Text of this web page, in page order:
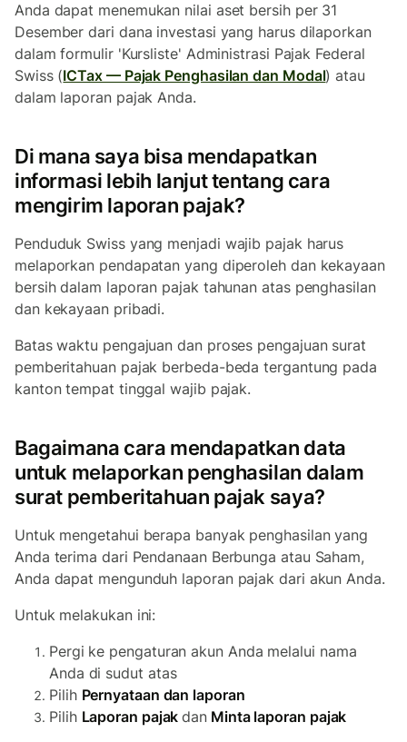
Anda dapat menemukan nilai aset bersih per 31
Desember dari dana investasi yang harus dilaporkan
dalam formulir 'Kursliste' Administrasi Pajak Federal
Swiss (ICTax — Pajak Penghasilan dan Modal) atau
dalam laporan pajak Anda.
Di mana saya bisa mendapatkan
informasi lebih lanjut tentang cara
mengirim laporan pajak?
Penduduk Swiss yang menjadi wajib pajak harus
melaporkan pendapatan yang diperoleh dan kekayaan
bersih dalam laporan pajak tahunan atas penghasilan
dan kekayaan pribadi.
Batas waktu pengajuan dan proses pengajuan surat
pemberitahuan pajak berbeda-beda tergantung pada
kanton tempat tinggal wajib pajak.
Bagaimana cara mendapatkan data
untuk melaporkan penghasilan dalam
surat pemberitahuan pajak saya?
Untuk mengetahui berapa banyak penghasilan yang
Anda terima dari Pendanaan Berbunga atau Saham,
Anda dapat mengunduh laporan pajak dari akun Anda.
Untuk melakukan ini:
Pergi ke pengaturan akun Anda melalui nama
Anda di sudut atas
Pilih Pernyataan dan laporan
Pilih Laporan pajakdan Minta laporan pajak